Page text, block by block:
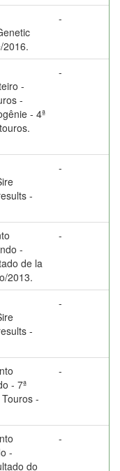
2016.
-
-
-
- 4ª
-
-
-
-
de la
2013.
-
-
-
- 7ª
-
-
-
do
-